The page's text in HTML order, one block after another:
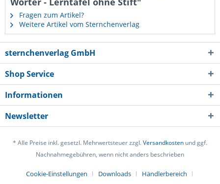
Fragen zum Artikel?
Weitere Artikel vom Sternchenverlag
sternchenverlag GmbH
Shop Service
Informationen
Newsletter
* Alle Preise inkl. gesetzl. Mehrwertsteuer zzgl.Versandkosten und ggf.
Nachnahmegebühren, wenn nicht anders beschrieben
Cookie-Einstellungen Downloads
Händlerbereich